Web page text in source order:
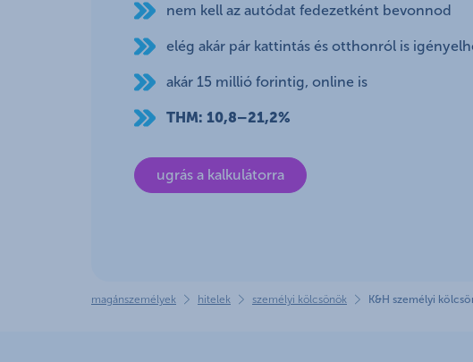
együtt
nem kell az autódat fedezetként bevonnod
elég akár pár kattintás és otthonról is
akár 15 millió forintig, online is
THM: 10,8–21,2%
ugrás a kalkulátorra
magánszemélyek hitelek személyi kölcsönök K&H személyi